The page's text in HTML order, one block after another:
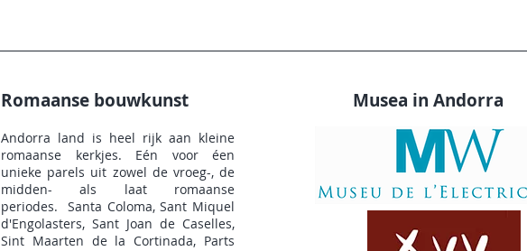
Romaanse bouwkunst
Andorra land is heel rijk aan kleine
romaanse kerkjes. Eén voor éen
unieke parels uit zowel de vroeg-, de
midden- als laat romaanse
periodes. Santa Coloma, Sant Miquel
d'Engolasters, Sant Joan de Caselles,
Sint Maarten de la Cortinada, Parts
Musea in Andorra